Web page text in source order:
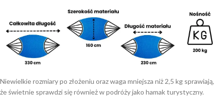
Niewielkie rozmiary po złożeniu oraz waga mniejsza niż 2,5 kg sprawiają,
że świetnie sprawdzi się również w podróży jako hamak turystyczny.